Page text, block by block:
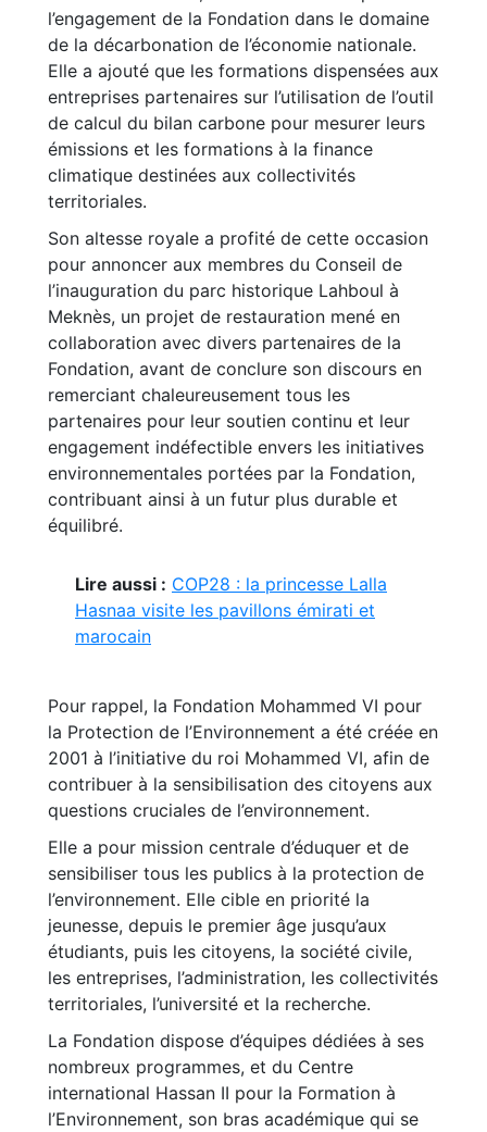
l’engagement de la Fondation dans le domaine
de la décarbonation de l’économie nationale.
Elle a ajouté que les formations dispensées aux
entreprises partenaires sur l’utilisation de l’outil
de calcul du bilan carbone pour mesurer leurs
émissions et les formations à la finance
climatique destinées aux collectivités
territoriales.
Son altesse royale a profité de cette occasion
pour annoncer aux membres du Conseil de
l’inauguration du parc historique Lahboul à
Meknès, un projet de restauration mené en
collaboration avec divers partenaires de la
Fondation, avant de conclure son discours en
remerciant chaleureusement tous les
partenaires pour leur soutien continu et leur
engagement indéfectible envers les initiatives
environnementales portées par la Fondation,
contribuant ainsi à un futur plus durable et
équilibré.
Lire aussi : COP28 : la princesse Lalla
Hasnaa visite les pavillons émirati et
marocain
Pour rappel, la Fondation Mohammed VI pour
la Protection de l’Environnement a été créée en
2001 à l’initiative du roi Mohammed VI, afin de
contribuer à la sensibilisation des citoyens aux
questions cruciales de l’environnement.
Elle a pour mission centrale d’éduquer et de
sensibiliser tous les publics à la protection de
l’environnement. Elle cible en priorité la
jeunesse, depuis le premier âge jusqu’aux
étudiants, puis les citoyens, la société civile,
les entreprises, l’administration, les collectivités
territoriales, l’université et la recherche.
La Fondation dispose d’équipes dédiées à ses
nombreux programmes, et du Centre
international Hassan II pour la Formation à
l’Environnement, son bras académique qui se